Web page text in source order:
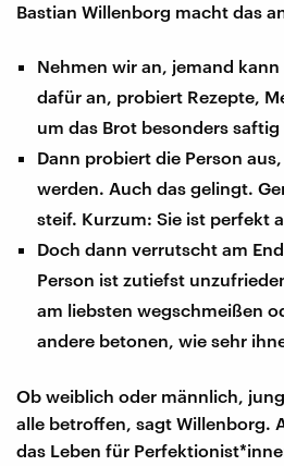
Bastian Willenborg macht das
Nehmen wir an, jemand
dafür an, probiert Rezepte,
um das Brot besonders
Dann probiert die Person
werden. Auch das gelingt.
steif. Kurzum: Sie ist perfekt
Doch dann verrutscht am
Person ist zutiefst
am liebsten wegschmeißen
andere betonen, wie sehr
Ob weiblich oder männlich,
alle betroffen, sagt Willenborg.
das Leben für